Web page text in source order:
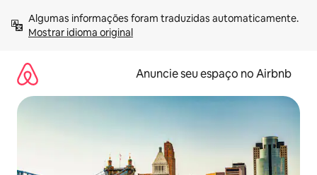
para
Mostrar idioma original
Anuncie seu espaço no Airbnb